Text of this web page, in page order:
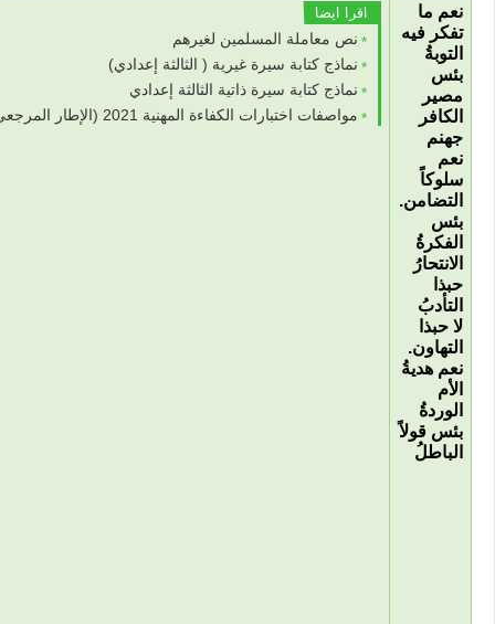
نعم ما
تفكر فيه
التوبةُ
بئس
مصير
الكافر
جهنم
نعم
سلوكاً
التضامن.
بئس
الفكرةُ
الانتحارُ
حبذا
التأدبُ
لا حبذا
التهاون.
نعم هديةُ
الأم
الوردةُ
بئس قولاً
الباطلُ
اقرا ايضا
نص معاملة المسلمين لغيرهم
نماذج كتابة سيرة غيرية ( الثالثة إعدادي)
نماذج كتابة سيرة ذاتية الثالثة إعدادي
مواصفات اختبارات الكفاءة المهنية 2021 (الإطار المرجعي لامتحان الكفاءة المهنية 2021) جميع المواد